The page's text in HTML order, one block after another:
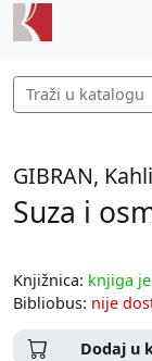
GIBRAN,
Suza i
Knjižnica: knjiga
Bibliobus: nije
Dodaj u